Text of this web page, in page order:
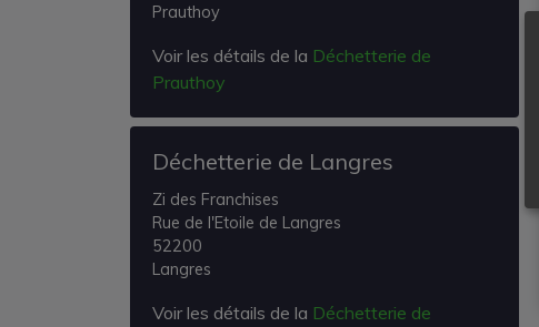
Prauthoy
Voir les détails de la Déchetterie de
Prauthoy
Déchetterie de Langres
Zi des Franchises
Rue de l'Etoile de Langres
52200
Langres
Voir les détails de la Déchetterie de